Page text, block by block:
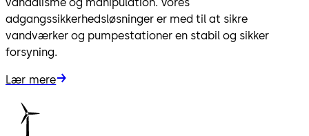
adgangssikkerhedsløsninger er med til at sikre
vandværker og pumpestationer en stabil og sikker
forsyning.
Lær mere